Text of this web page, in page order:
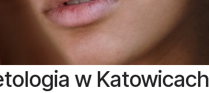
w Katowicach